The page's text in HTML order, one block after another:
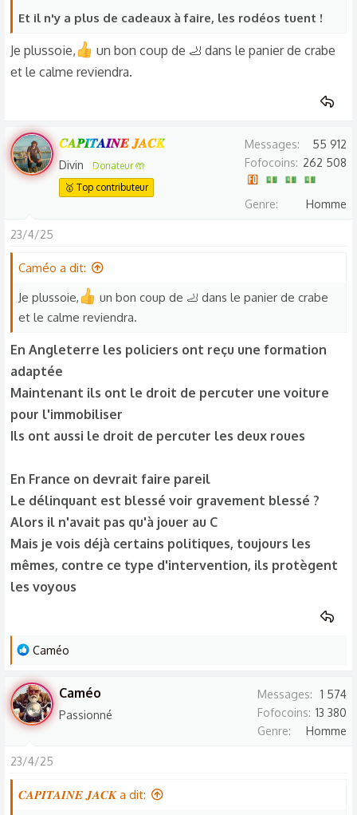
Et il n'y a plus de cadeaux à faire, les rodéos tuent !
Je plussoie,
un bon coup de 🦶 dans le panier de crabe
et le calme reviendra.
𝑪𝑨𝑷𝑰𝑻𝑨𝑰𝑵𝑬 𝑱𝑨𝑪𝑲
Divin
Donateur 🤲
🥇 Top contributeur
Messages
55 912
Fofocoins
262 508
Genre Homme
23/4/25
Caméo a dit:
Je plussoie,
un bon coup de 🦶 dans le panier de crabe
et le calme reviendra.
En Angleterre les policiers ont reçu une formation
adaptée
Maintenant ils ont le droit de percuter une voiture
pour l'immobiliser
Ils ont aussi le droit de percuter les deux roues
En France on devrait faire pareil
Le délinquant est blessé voir gravement blessé ?
Alors il n'avait pas qu'à jouer au C
Mais je vois déjà certains politiques, toujours les
mêmes, contre ce type d'intervention, ils protègent
les voyous
L
s
r
é
c
i
Caméo
Caméo
Passionné
Messages
1 574
Fofocoins 13 380
Genre
Homme
23/4/25
𝑪𝑨𝑷𝑰𝑻𝑨𝑰𝑵𝑬 𝑱𝑨𝑪𝑲 a dit: